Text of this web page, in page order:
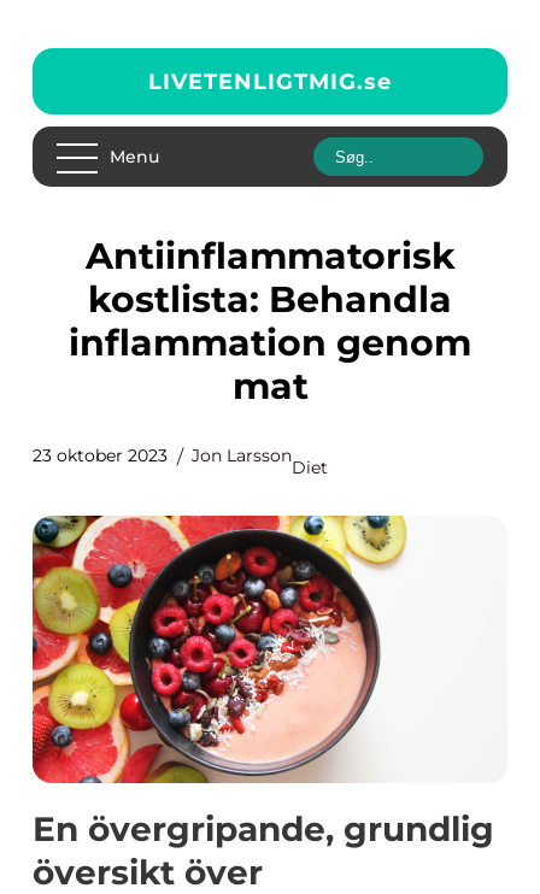
LIVETENLIGTMIG.se
Menu
Antiinflammatorisk
kostlista: Behandla
inflammation genom
mat
23 oktober 2023 Jon Larsson
Diet
En övergripande, grundlig
översikt över